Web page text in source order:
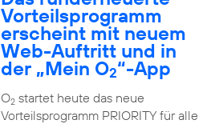
Vorteilsprogramm
erscheint mit neuem
Web-Auftritt und in
der „Mein O2“-App
O2startet heute das neue
Vorteilsprogramm PRIORITY für alle